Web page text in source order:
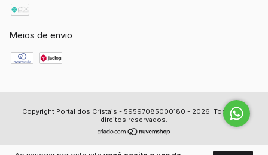
Meios de envio
Copyright Portal dos Cristais - 59597085000180 - 2026. Todos os
direitos reservados.